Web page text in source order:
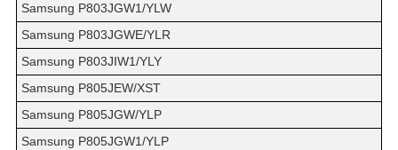
Samsung P803JGW1/YLW
Samsung P803JGWE/YLR
Samsung P803JIW1/YLY
Samsung P805JEW/XST
Samsung P805JGW/YLP
Samsung P805JGW1/YLP